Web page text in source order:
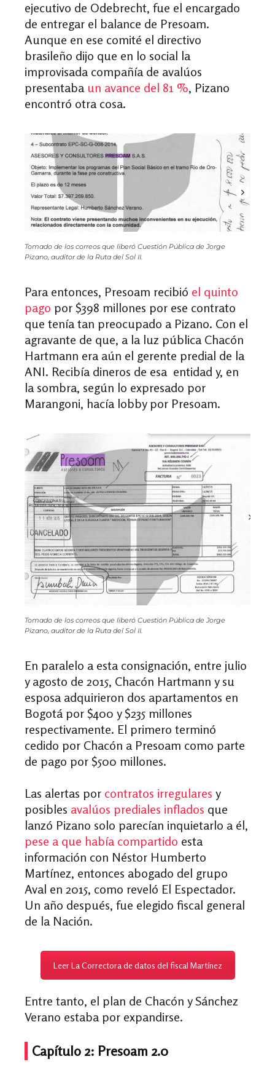
ejecutivo de Odebrecht, fue el encargado
de entregar el balance de Presoam.
Aunque en ese comité el directivo
brasileño dijo que en lo social la
improvisada compañía de avalúos
presentaba un avance del 81 %, Pizano
encontró otra cosa.
Tomado de los correos que liberó Cuestión Pública de Jorge
Pizano, auditor de la Ruta del Sol II.
Para entonces, Presoam recibió el quinto
pago por $398 millones por ese contrato
que tenía tan preocupado a Pizano. Con el
agravante de que, a la luz pública Chacón
Hartmann era aún el gerente predial de la
ANI. Recibía dineros de esa entidad y, en
la sombra, según lo expresado por
Marangoni, hacía lobby por Presoam.
Tomado de los correos que liberó Cuestión Pública de Jorge
Pizano, auditor de la Ruta del Sol II.
En paralelo a esta consignación, entre julio
y agosto de 2015, Chacón Hartmann y su
esposa adquirieron dos apartamentos en
Bogotá por $400 y $235 millones
respectivamente. El primero terminó
cedido por Chacón a Presoam como parte
de pago por $500 millones.
Las alertas por contratos irregulares y
posibles avalúos prediales inflados que
lanzó Pizano solo parecían inquietarlo a él,
pese a que había compartido esta
información con Néstor Humberto
Martínez, entonces abogado del grupo
Aval en 2015, como reveló El Espectador.
Un año después, fue elegido fiscal general
de la Nación.
Leer La Correctora de datos del fiscal Martínez
Entre tanto, el plan de Chacón y Sánchez
Verano estaba por expandirse.
Capítulo 2: Presoam 2.0